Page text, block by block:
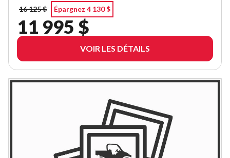
16 125 $
Épargnez 4 130 $
11 995 $
VOIR LES DÉTAILS